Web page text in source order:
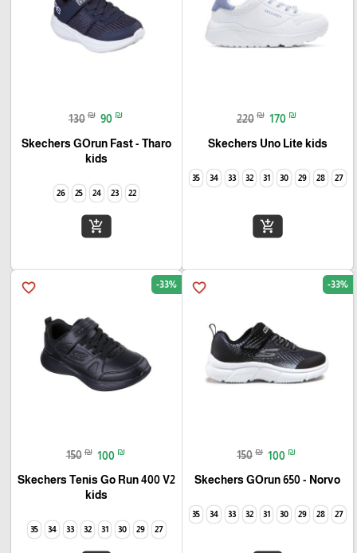
220 ₪ 170 ₪
Skechers Uno Lite kids
27
28
29
30
31
32
33
34
35
add_shopping_cart
130 ₪ 90 ₪
Skechers GOrun Fast - Tharo
kids
22
23
24
25
26
add_shopping_cart
favorite_border -33%
150 ₪ 100 ₪
Skechers GOrun 650 - Norvo
27
28
29
30
31
32
33
34
35
favorite_border -33%
150 ₪ 100 ₪
Skechers Tenis Go Run 400 V2
kids
27
29
30
31
32
33
34
35